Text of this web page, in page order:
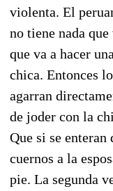
violenta. El
no tiene nada
que va a hacer
chica. Entonces
agarran
de joder con la
Que si se enteran
cuernos a la
pie. La segunda